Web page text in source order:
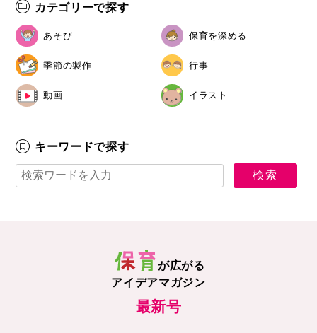
カテゴリーで探す
あそび 保育を深める
季節の製作 行事
動画 イラスト
キーワードで探す
が広がる
アイデアマガジン
最新号